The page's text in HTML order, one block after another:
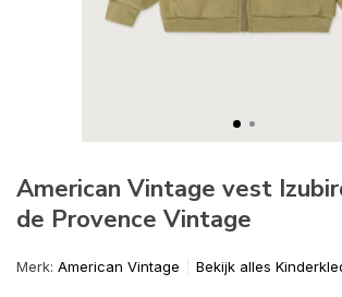
American Vintage vest
de Provence Vintage
Merk: American Vintage Bekijk alles